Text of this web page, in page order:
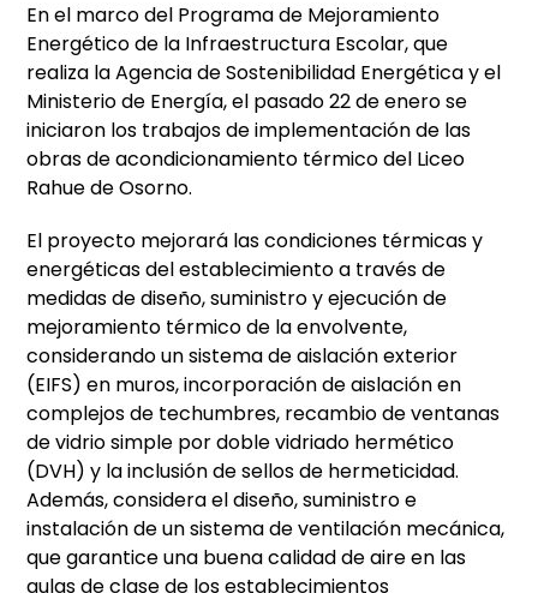
En el marco del Programa de Mejoramiento
Energético de la Infraestructura Escolar, que
realiza la Agencia de Sostenibilidad Energética y el
Ministerio de Energía, el pasado 22 de enero se
iniciaron los trabajos de implementación de las
obras de acondicionamiento térmico del Liceo
Rahue de Osorno.
El proyecto mejorará las condiciones térmicas y
energéticas del establecimiento a través de
medidas de diseño, suministro y ejecución de
mejoramiento térmico de la envolvente,
considerando un sistema de aislación exterior
(EIFS) en muros, incorporación de aislación en
complejos de techumbres, recambio de ventanas
de vidrio simple por doble vidriado hermético
(DVH) y la inclusión de sellos de hermeticidad.
Además, considera el diseño, suministro e
instalación de un sistema de ventilación mecánica,
que garantice una buena calidad de aire en las
aulas de clase de los establecimientos